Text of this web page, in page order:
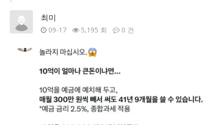
최미
09-17 5,195 회 0 건